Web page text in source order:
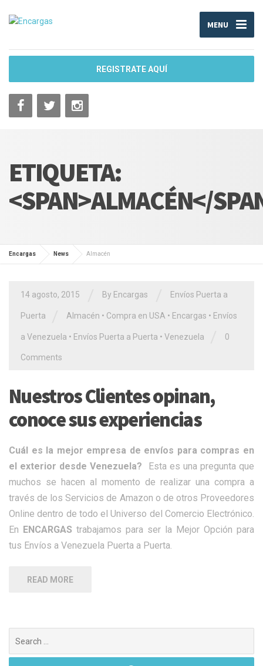
MENU
REGISTRATE AQUÍ
ETIQUETA:
<SPAN>ALMACÉN</
Encargas News Almacén
14 agosto, 2015 By Encargas Envíos Puerta a
Puerta Almacén • Compra en USA • Encargas • Envíos
a Venezuela • Envíos Puerta a Puerta • Venezuela 0
Comments
Nuestros Clientes opinan,
conoce sus experiencias
Cuál es la mejor empresa de envíos para compras en
el exterior desde Venezuela?
Esta es una pregunta que
muchos se hacen al momento de realizar una compra a
través de los Servicios de Amazon o de otros Proveedores
Online dentro de todo el Universo del Comercio Electrónico.
En ENCARGAS trabajamos para ser la Mejor Opción para
tus Envíos a Venezuela Puerta a Puerta.
READ MORE
for: